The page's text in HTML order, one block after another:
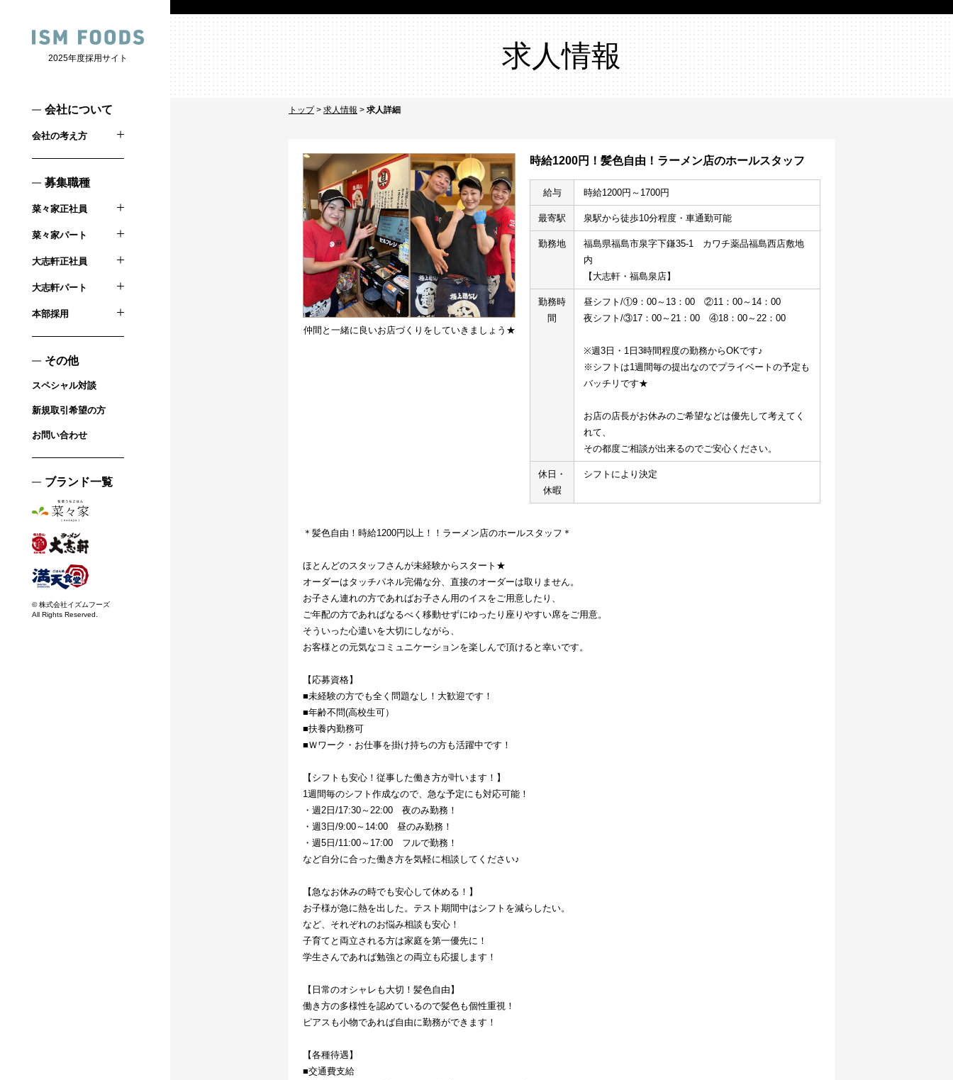
2025年度採用サイト
会社について
会社の考え方
募集職種
菜々家正社員
菜々家パート
大志軒正社員
大志軒パート
本部採用
その他
スペシャル対談
新規取引希望の方
お問い合わせ
ブランド一覧
© 株式会社イズムフーズ
All Rights Reserved.
求人情報
トップ> 求人情報 > 求人詳細
仲間と一緒に良いお店づくりをしていきましょう★
時給1200円！髪色自由！ラーメン店のホールスタッフ
給与 時給1200円～1700円
最寄駅 泉駅から徒歩10分程度・車通勤可能
勤務地
福島県福島市泉字下鎌35-1　カワチ薬品福島西店敷地
内
【大志軒・福島泉店】
勤務時
間
昼シフト/①9：00～13：00　②11：00～14：00
夜シフト/③17：00～21：00　④18：00～22：00
※週3日・1日3時間程度の勤務からOKです♪
※シフトは1週間毎の提出なのでプライベートの予定も
バッチリです★
お店の店長がお休みのご希望などは優先して考えてく
れて、
その都度ご相談が出来るのでご安心ください。
休日・
休暇
シフトにより決定
＊髪色自由！時給1200円以上！！ラーメン店のホールスタッフ＊
ほとんどのスタッフさんが未経験からスタート★
オーダーはタッチパネル完備な分、直接のオーダーは取りません。
お子さん連れの方であればお子さん用のイスをご用意したり、
ご年配の方であればなるべく移動せずにゆったり座りやすい席をご用意。
そういった心遣いを大切にしながら、
お客様との元気なコミュニケーションを楽しんで頂けると幸いです。
【応募資格】
■未経験の方でも全く問題なし！大歓迎です！
■年齢不問(高校生可）
■扶養内勤務可
■Ｗワーク・お仕事を掛け持ちの方も活躍中です！
【シフトも安心！従事した働き方が叶います！】
1週間毎のシフト作成なので、急な予定にも対応可能！
・週2日/17:30～22:00　夜のみ勤務！
・週3日/9:00～14:00　昼のみ勤務！
・週5日/11:00～17:00　フルで勤務！
など自分に合った働き方を気軽に相談してください♪
【急なお休みの時でも安心して休める！】
お子様が急に熱を出した。テスト期間中はシフトを減らしたい。
など、それぞれのお悩み相談も安心！
子育てと両立される方は家庭を第一優先に！
学生さんであれば勉強との両立も応援します！
【日常のオシャレも大切！髪色自由】
働き方の多様性を認めているので髪色も個性重視！
ピアスも小物であれば自由に勤務ができます！
【各種待遇】
■交通費支給